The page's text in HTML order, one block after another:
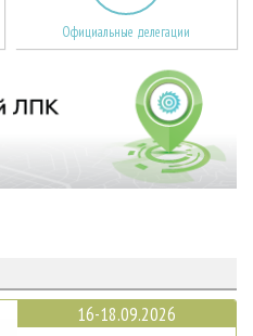
Официальные делегации
16-18.09.2026